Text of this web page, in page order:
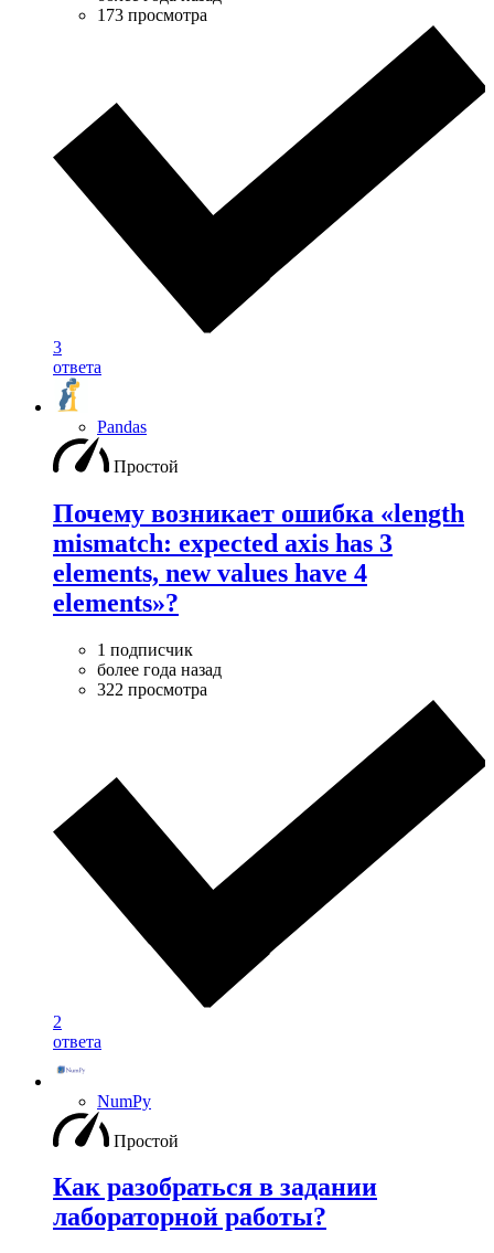
173 просмотра
3
ответа
Pandas
Простой
Почему возникает ошибка «length
mismatch: expected axis has 3
elements, new values have 4
elements»?
1 подписчик
более года назад
322 просмотра
2
ответа
NumPy
Простой
Как разобраться в задании
лабораторной работы?